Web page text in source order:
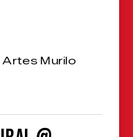
Artes Murilo